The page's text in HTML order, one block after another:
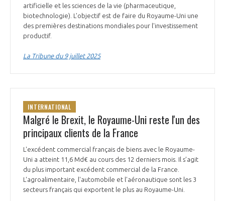
artificielle et les sciences de la vie (pharmaceutique,
biotechnologie). L’objectif est de faire du Royaume-Uni une
des premières destinations mondiales pour l'investissement
productif.
La Tribune du 9 juillet 2025
INTERNATIONAL
Malgré le Brexit, le Royaume-Uni reste l'un des
principaux clients de la France
L'excédent commercial français de biens avec le Royaume-
Uni a atteint 11,6 Md€ au cours des 12 derniers mois. Il s’agit
du plus important excédent commercial de la France.
L'agroalimentaire, l'automobile et l'aéronautique sont les 3
secteurs français qui exportent le plus au Royaume-Uni.